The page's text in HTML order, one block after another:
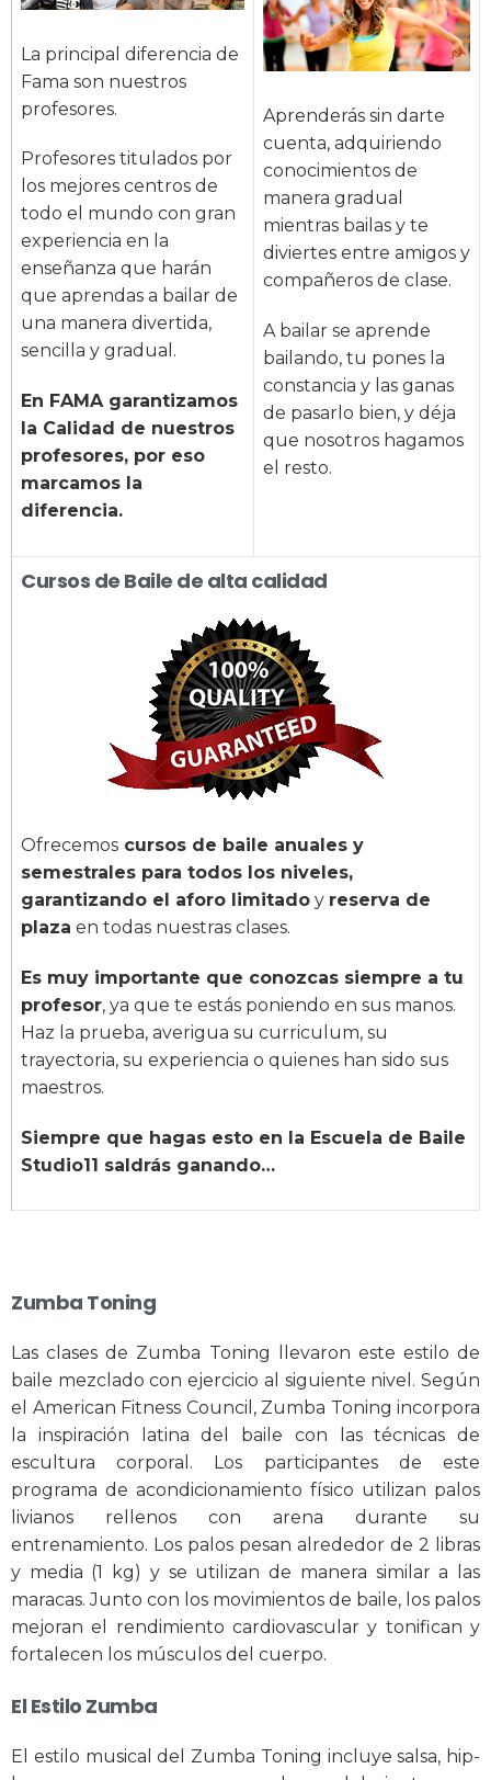
La principal diferencia de
Fama son nuestros
profesores.
Profesores titulados por
los mejores centros de
todo el mundo con gran
experiencia en la
enseñanza que harán
que aprendas a bailar de
una manera divertida,
sencilla y gradual.
En FAMA garantizamos
la Calidad de nuestros
profesores, por eso
marcamos la
diferencia.
Aprenderás sin darte
cuenta, adquiriendo
conocimientos de
manera gradual
mientras bailas y te
diviertes entre amigos y
compañeros de clase.
A bailar se aprende
bailando, tu pones la
constancia y las ganas
de pasarlo bien, y déja
que nosotros hagamos
el resto.
Cursos de Baile de alta calidad
Ofrecemos cursos de baile anuales y
semestrales para todos los niveles,
garantizando el aforo limitado y reserva de
plaza en todas nuestras clases.
Es muy importante que conozcas siempre a tu
profesor, ya que te estás poniendo en sus manos.
Haz la prueba, averigua su curriculum, su
trayectoria, su experiencia o quienes han sido sus
maestros.
Siempre que hagas esto en la Escuela de Baile
Studio11 saldrás ganando…
Zumba Toning
Las clases de Zumba Toning llevaron este estilo de
baile mezclado con ejercicio al siguiente nivel. Según
el American Fitness Council, Zumba Toning incorpora
la inspiración latina del baile con las técnicas de
escultura corporal. Los participantes de este
programa de acondicionamiento físico utilizan palos
livianos rellenos con arena durante su
entrenamiento. Los palos pesan alrededor de 2 libras
y media (1 kg) y se utilizan de manera similar a las
maracas. Junto con los movimientos de baile, los palos
mejoran el rendimiento cardiovascular y tonifican y
fortalecen los músculos del cuerpo.
El Estilo Zumba
El estilo musical del Zumba Toning incluye salsa, hip-